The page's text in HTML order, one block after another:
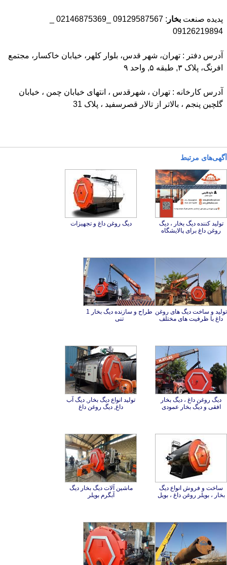
پدیده صنعت بخار
09126219894
آدرس دفتر : تهران، شهر قدس، بلوار کلهر، خیابان خاکسار، مجتمع
افرنگ، پلاک ۳, طبقه ۵, واحد ۹
آدرس کارخانه : تهران ، شهرقدس ، انتهای خیابان چمن ، خیابان
گلچین پنجم ، بالاتر از تالار قصرسفید ، پلاک 31
آگهی‌های مرتبط
تولید کننده دیگ بخار ، دیگ
روغن داغ برای پالایشگاه
دیگ روغن داغ و تجهیزات
تولید و ساخت دیگ های روغن
داغ با ظرفیت های مختلف
طراح و سازنده دیگ بخار 1
تنی
دیگ روغن داغ ، دیگ بخار
افقی و دیگ بخار عمودی
تولید انواع دیگ بخار, دیگ آب
داغ, دیگ روغن داغ
ساخت و فروش انواع دیگ
بخار ، بویلر روغن داغ ، بویل
ماشین آلات دیگ بخار دیگ
آبگرم بویلر